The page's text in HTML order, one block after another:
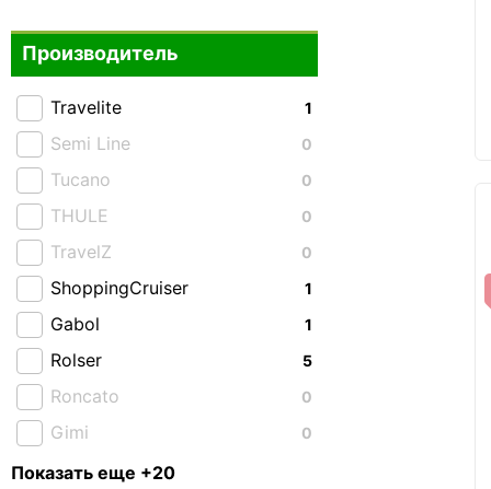
от 150 до 160 литров
Производитель
1
Travelite
0
Semi Line
0
Tucano
0
THULE
0
TravelZ
1
ShoppingCruiser
1
Gabol
5
Rolser
0
Roncato
0
Gimi
CAT
Показать еще +20